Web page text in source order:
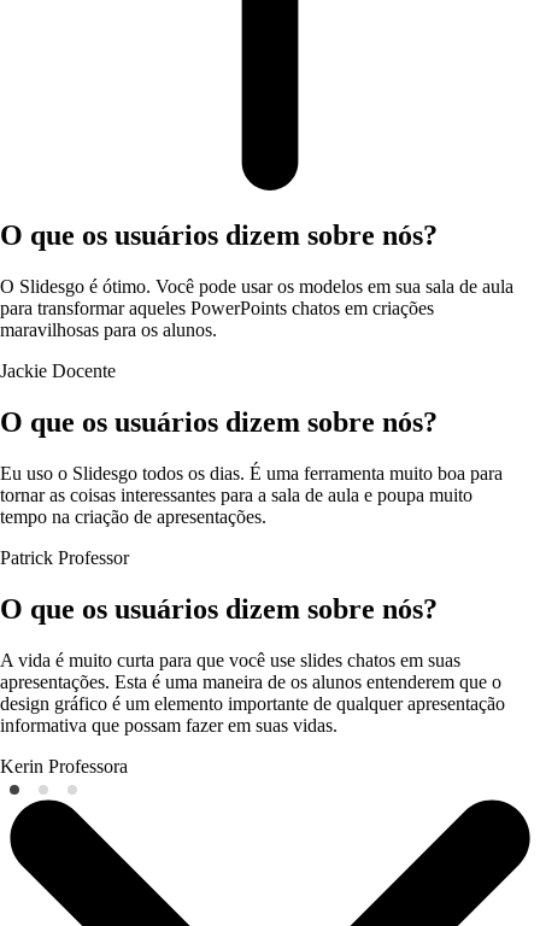
O que os usuários dizem sobre nós?
O Slidesgo é ótimo. Você pode usar os modelos em sua sala de aula
para transformar aqueles PowerPoints chatos em criações
maravilhosas para os alunos.
Jackie Docente
O que os usuários dizem sobre nós?
Eu uso o Slidesgo todos os dias. É uma ferramenta muito boa para
tornar as coisas interessantes para a sala de aula e poupa muito
tempo na criação de apresentações.
Patrick Professor
O que os usuários dizem sobre nós?
A vida é muito curta para que você use slides chatos em suas
apresentações. Esta é uma maneira de os alunos entenderem que o
design gráfico é um elemento importante de qualquer apresentação
informativa que possam fazer em suas vidas.
Kerin Professora